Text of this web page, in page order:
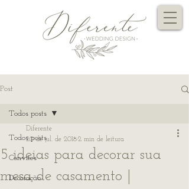
Post
Todos posts
Convites
Decoração
Todos posts
5 ideias para decorar sua
mesa de casamento |
Diferente
20 de jul. de 20182 min de leitura